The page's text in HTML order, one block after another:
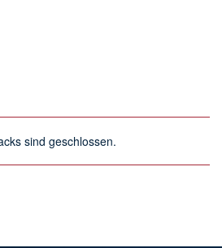
sind geschlossen.